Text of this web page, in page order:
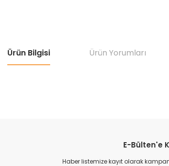
Ürün Bilgisi Ürün Yorumları
Ürün resmi kalitesiz, bozuk veya görüntülenemiyor.
Ürün açıklamasında eksik bilgiler bulunuyor.
E-Bülten'e
Haber listemize kayıt olarak